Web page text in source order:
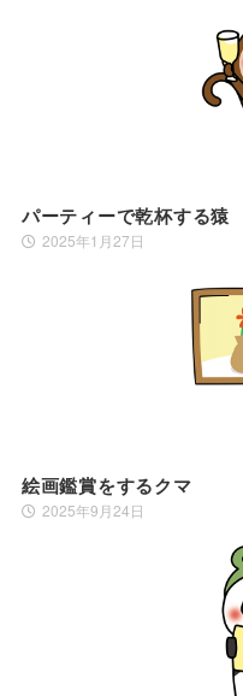
パーティーで乾杯する猿
2025年1月27日
絵画鑑賞をするクマ
2025年9月24日